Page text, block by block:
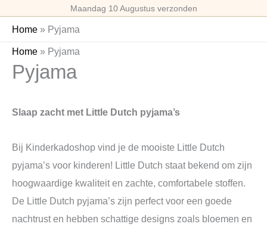
Maandag 10 Augustus verzonden
Home » Pyjama
Home » Pyjama
Pyjama
Slaap zacht met Little Dutch pyjama’s
Bij Kinderkadoshop vind je de mooiste Little Dutch
pyjama’s voor kinderen! Little Dutch staat bekend om zijn
hoogwaardige kwaliteit en zachte, comfortabele stoffen.
De Little Dutch pyjama’s zijn perfect voor een goede
nachtrust en hebben schattige designs zoals bloemen en